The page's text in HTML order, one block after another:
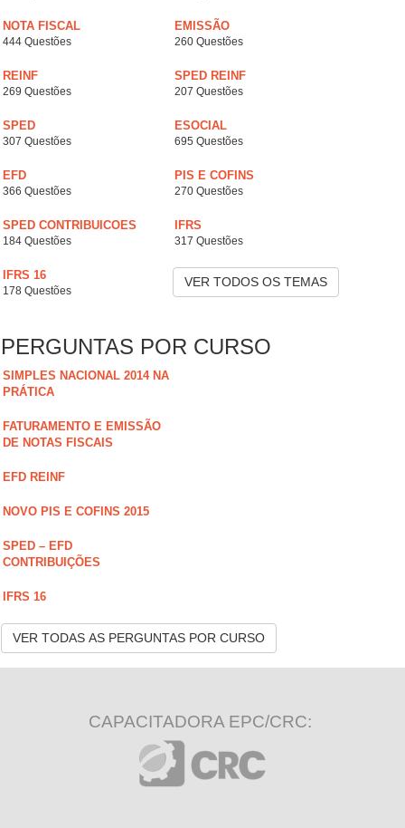
NOTA FISCAL
444 Questões
EMISSÃO
260 Questões
REINF
269 Questões
SPED REINF
207 Questões
SPED
307 Questões
ESOCIAL
695 Questões
EFD
366 Questões
PIS E COFINS
270 Questões
SPED CONTRIBUICOES
184 Questões
IFRS
317 Questões
IFRS 16
178 Questões
VER TODOS OS TEMAS
PERGUNTAS POR CURSO
SIMPLES NACIONAL 2014 NA
PRÁTICA
FATURAMENTO E EMISSÃO
DE NOTAS FISCAIS
EFD REINF
NOVO PIS E COFINS 2015
SPED – EFD
CONTRIBUIÇÕES
IFRS 16
VER TODAS AS PERGUNTAS POR CURSO
CAPACITADORA EPC/CRC: